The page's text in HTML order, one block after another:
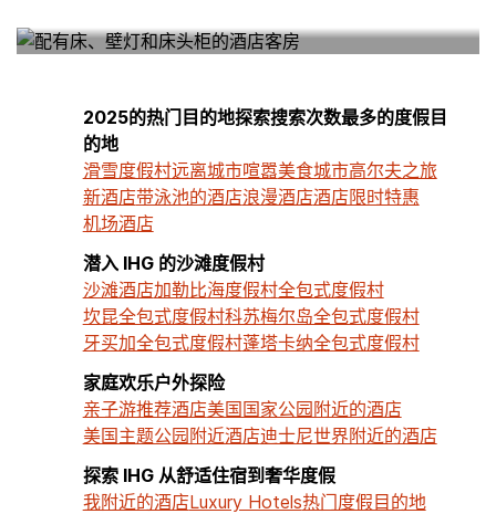
2025的热门目的地探索搜索次数最多的度假目
的地
滑雪度假村远离城市喧嚣美食城市高尔夫之旅
新酒店带泳池的酒店浪漫酒店酒店限时特惠
机场酒店
潜入 IHG 的沙滩度假村
沙滩酒店加勒比海度假村全包式度假村
坎昆全包式度假村科苏梅尔岛全包式度假村
牙买加全包式度假村蓬塔卡纳全包式度假村
家庭欢乐户外探险
亲子游推荐酒店美国国家公园附近的酒店
美国主题公园附近酒店迪士尼世界附近的酒店
探索 IHG 从舒适住宿到奢华度假
我附近的酒店Luxury Hotels热门度假目的地